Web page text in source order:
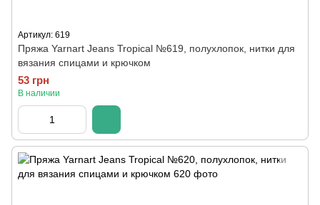
Артикул: 619
Пряжа Yarnart Jeans Tropical №619, полухлопок, нитки для
вязания спицами и крючком
53 грн
В наличии